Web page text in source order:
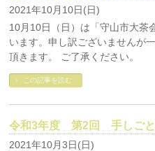
2021年10月10日(日)
10月10日（日）は「守山市大茶
います。申し訳ございませんが
頂きます。 ご了承ください。
この記事を読む
令和3年度 第2回 手しご
2021年10月3日(日)